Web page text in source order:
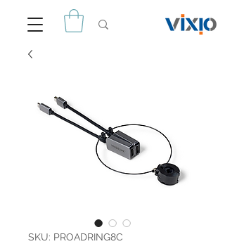
SKU: PROADRING8C